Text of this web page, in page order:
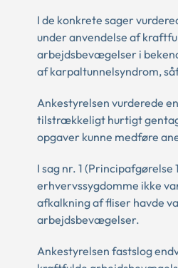
I de konkrete sager
under anvendelse af
arbejdsbevægelser i
af karpaltunnelsyndrom,
Ankestyrelsen vurderede
tilstrækkeligt hurtigt
opgaver kunne medføre
I sag nr. 1
erhvervssygdomme ikke
afkalkning af fliser havde
arbejdsbevægelser.
Ankestyrelsen fastslog